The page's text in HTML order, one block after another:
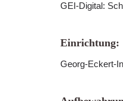
GEI-Digital:
Einrichtung:
Georg-Eckert-